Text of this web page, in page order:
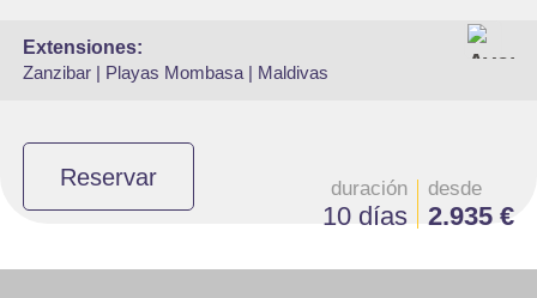
extensiones:
Zanzibar | Playas Mombasa | Maldivas
Reservar duración
10 días
desde
2.935 €